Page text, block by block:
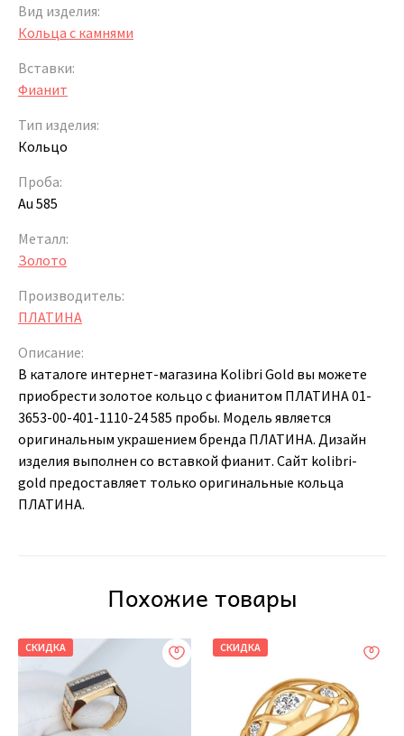
Вид изделия:
Кольца с камнями
Вставки:
Фианит
Тип изделия:
Кольцо
Проба:
Au 585
Металл:
Золото
Производитель:
ПЛАТИНА
Описание:
В каталоге интернет-магазина Kolibri Gold вы можете
приобрести золотое кольцо с фианитом ПЛАТИНА 01-
3653-00-401-1110-24 585 пробы. Модель является
оригинальным украшением бренда ПЛАТИНА. Дизайн
изделия выполнен со вставкой фианит. Сайт kolibri-
gold предоставляет только оригинальные кольца
ПЛАТИНА.
Похожие товары
СКИДКА СКИДКА